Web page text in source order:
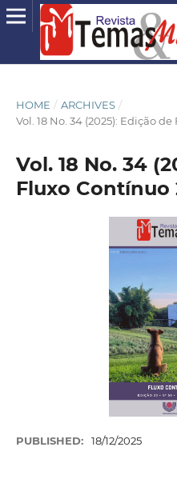
HOME / ARCHIVES /
Vol. 18 No. 34 (2025): Edição
Vol. 18 No. 34
Fluxo Contínuo
PUBLISHED: 18/12/2025